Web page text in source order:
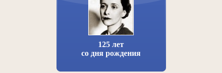
125 лет
со дня рождения